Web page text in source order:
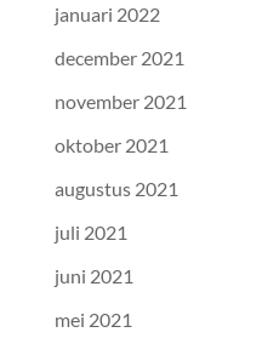
januari 2022
december 2021
november 2021
oktober 2021
augustus 2021
juli 2021
juni 2021
mei 2021